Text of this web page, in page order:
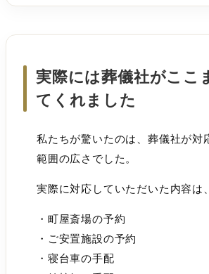
実際には葬儀社がここ
てくれました
私たちが驚いたのは、葬儀社が対
範囲の広さでした。
実際に対応していただいた内容は、
・町屋斎場の予約
・ご安置施設の予約
・寝台車の手配